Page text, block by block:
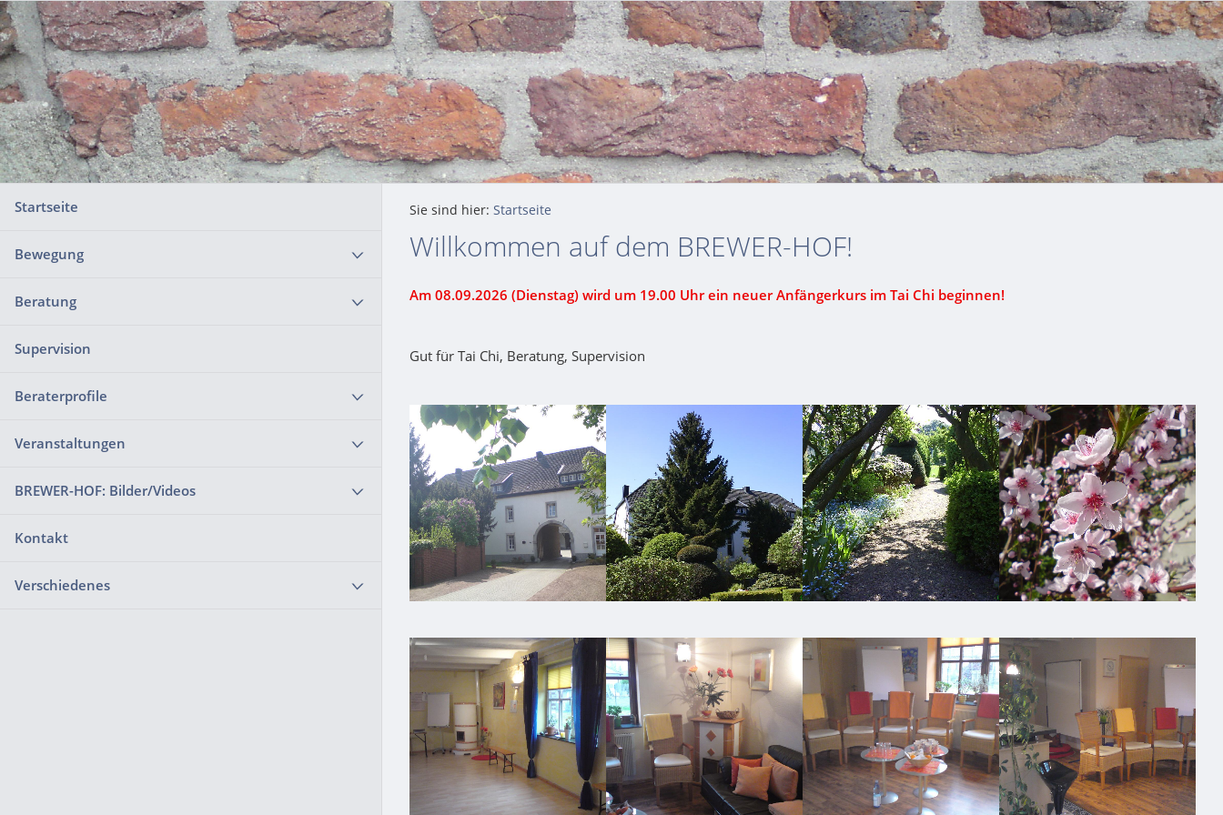
Startseite
Bewegung
Beratung
Supervision
Beraterprofile
Veranstaltungen
BREWER-HOF: Bilder/Videos
Kontakt
Verschiedenes
Sie sind hier: Startseite
Willkommen auf dem BREWER-HOF!
Am 08.09.2026 (Dienstag) wird um 19.00 Uhr ein neuer Anfängerkurs im Tai Chi beginnen!
Gut für Tai Chi, Beratung, Supervision